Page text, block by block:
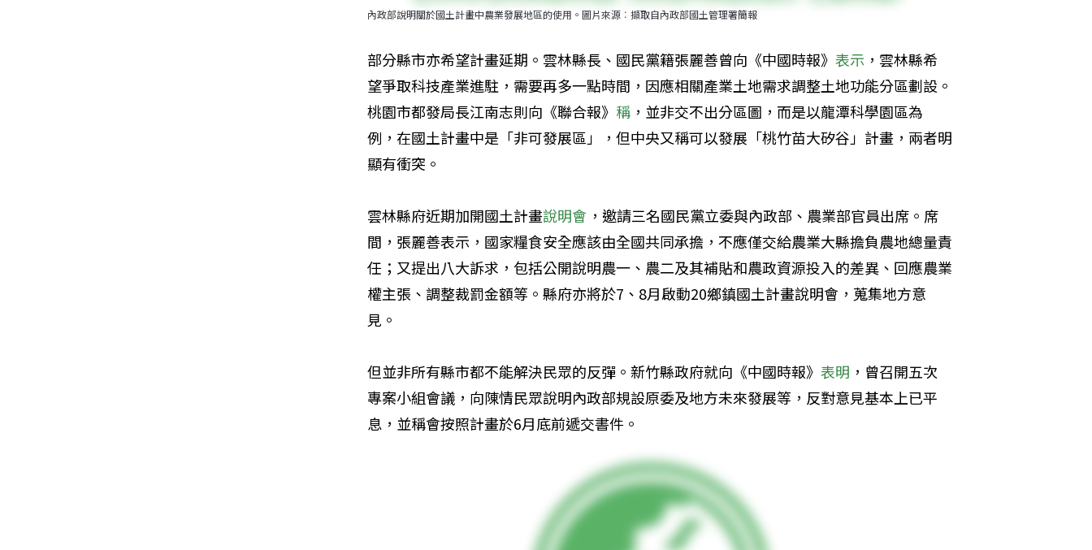
內政部說明關於國土計畫中農業發展地區的使用。圖片來源︰擷取自內政部國土管理署簡報
部分縣市亦希望計畫延期。雲林縣長、國民黨籍張麗善曾向《中國時報》 表示 ，雲林縣希
望爭取科技產業進駐，需要再多一點時間，因應相關產業土地需求調整土地功能分區劃設。
桃園市都發局長江南志則向《聯合報》 稱 ，並非交不出分區圖，而是以龍潭科學園區為
例，在國土計畫中是「非可發展區」，但中央又稱可以發展「桃竹苗大矽谷」計畫，兩者明
顯有衝突。
雲林縣府近期加開國土計畫說明會 ，邀請三名國民黨立委與內政部、農業部官員出席。席
間，張麗善表示，國家糧食安全應該由全國共同承擔，不應僅交給農業大縣擔負農地總量責
任；又提出八大訴求，包括公開說明農一、農二及其補貼和農政資源投入的差異、回應農業
權主張、調整裁罰金額等。縣府亦將於7、8月啟動20鄉鎮國土計畫說明會，蒐集地方意
見。
但並非所有縣市都不能解決民眾的反彈。新竹縣政府就向《中國時報》 表明 ，曾召開五次
專案小組會議，向陳情民眾說明內政部規設原委及地方未來發展等，反對意見基本上已平
息，並稱會按照計畫於6月底前遞交書件。